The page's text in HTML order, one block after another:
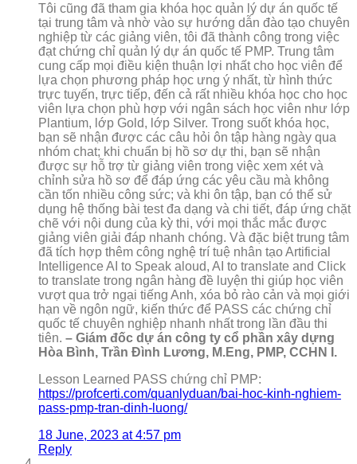
Tôi cũng đã tham gia khóa học quản lý dự án quốc tế
tại trung tâm và nhờ vào sự hướng dẫn đào tạo chuyên
nghiệp từ các giảng viên, tôi đã thành công trong việc
đạt chứng chỉ quản lý dự án quốc tế PMP. Trung tâm
cung cấp mọi điều kiện thuận lợi nhất cho học viên để
lựa chọn phương pháp học ưng ý nhất, từ hình thức
trực tuyến, trực tiếp, đến cả rất nhiều khóa học cho học
viên lựa chọn phù hợp với ngân sách học viên như lớp
Plantium, lớp Gold, lớp Silver. Trong suốt khóa học,
bạn sẽ nhận được các câu hỏi ôn tập hàng ngày qua
nhóm chat; khi chuẩn bị hồ sơ dự thi, bạn sẽ nhận
được sự hỗ trợ từ giảng viên trong việc xem xét và
chỉnh sửa hồ sơ để đáp ứng các yêu cầu mà không
cần tốn nhiều công sức; và khi ôn tập, bạn có thể sử
dụng hệ thống bài test đa dạng và chi tiết, đáp ứng chặt
chẽ với nội dung của kỳ thi, với mọi thắc mắc được
giảng viên giải đáp nhanh chóng. Và đặc biệt trung tâm
đã tích hợp thêm công nghệ trí tuệ nhân tạo Artificial
Intelligence AI to Speak aloud, AI to translate and Click
to translate trong ngân hàng đề luyện thi giúp học viên
vượt qua trở ngại tiếng Anh, xóa bỏ rào cản và mọi giới
hạn về ngôn ngữ, kiến thức để PASS các chứng chỉ
quốc tế chuyên nghiệp nhanh nhất trong lần đầu thi
tiên. – Giám đốc dự án công ty cổ phần xây dựng
Hòa Bình, Trần Đình Lương, M.Eng, PMP, CCHN I.
Lesson Learned PASS chứng chỉ PMP:
https://profcerti.com/quanlyduan/bai-hoc-kinh-nghiem-
pass-pmp-tran-dinh-luong/
18 June, 2023 at 4:57 pm
Reply